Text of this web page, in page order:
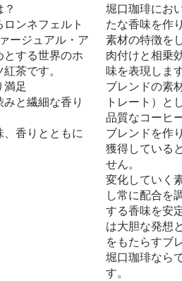
ンネフェルト
ージュアル・ア
する世界のホ
茶です。
満足
と繊細な香り
香りとともに
堀口珈琲にお
たな香味を作
素材の特徴を
肉付けと相乗
味を表現しま
ブレンドの素
トレート）と
品質なコーヒ
ブレンドを作
獲得している
せん。
変化していく
し常に配合を
する香味を安
は大胆な発想
をもたらすブ
堀口珈琲なら
す。